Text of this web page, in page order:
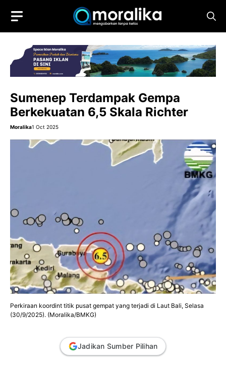
content
Sumenep Terdampak Gempa
Berkekuatan 6,5 Skala Richter
Moralika1 Oct 2025
Perkiraan koordint titik pusat gempat yang terjadi di Laut Bali, Selasa
(30/9/2025). (Moralika/BMKG)
Jadikan Sumber Pilihan